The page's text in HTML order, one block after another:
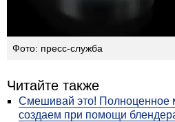
Фото: пресс-служба
Читайте также
Смешивай это! Полноценное
создаем при помощи